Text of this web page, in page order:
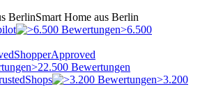
Smart Home aus Berlin
>6.500
ShopperApproved
>22.500 Bewertungen
>3.200